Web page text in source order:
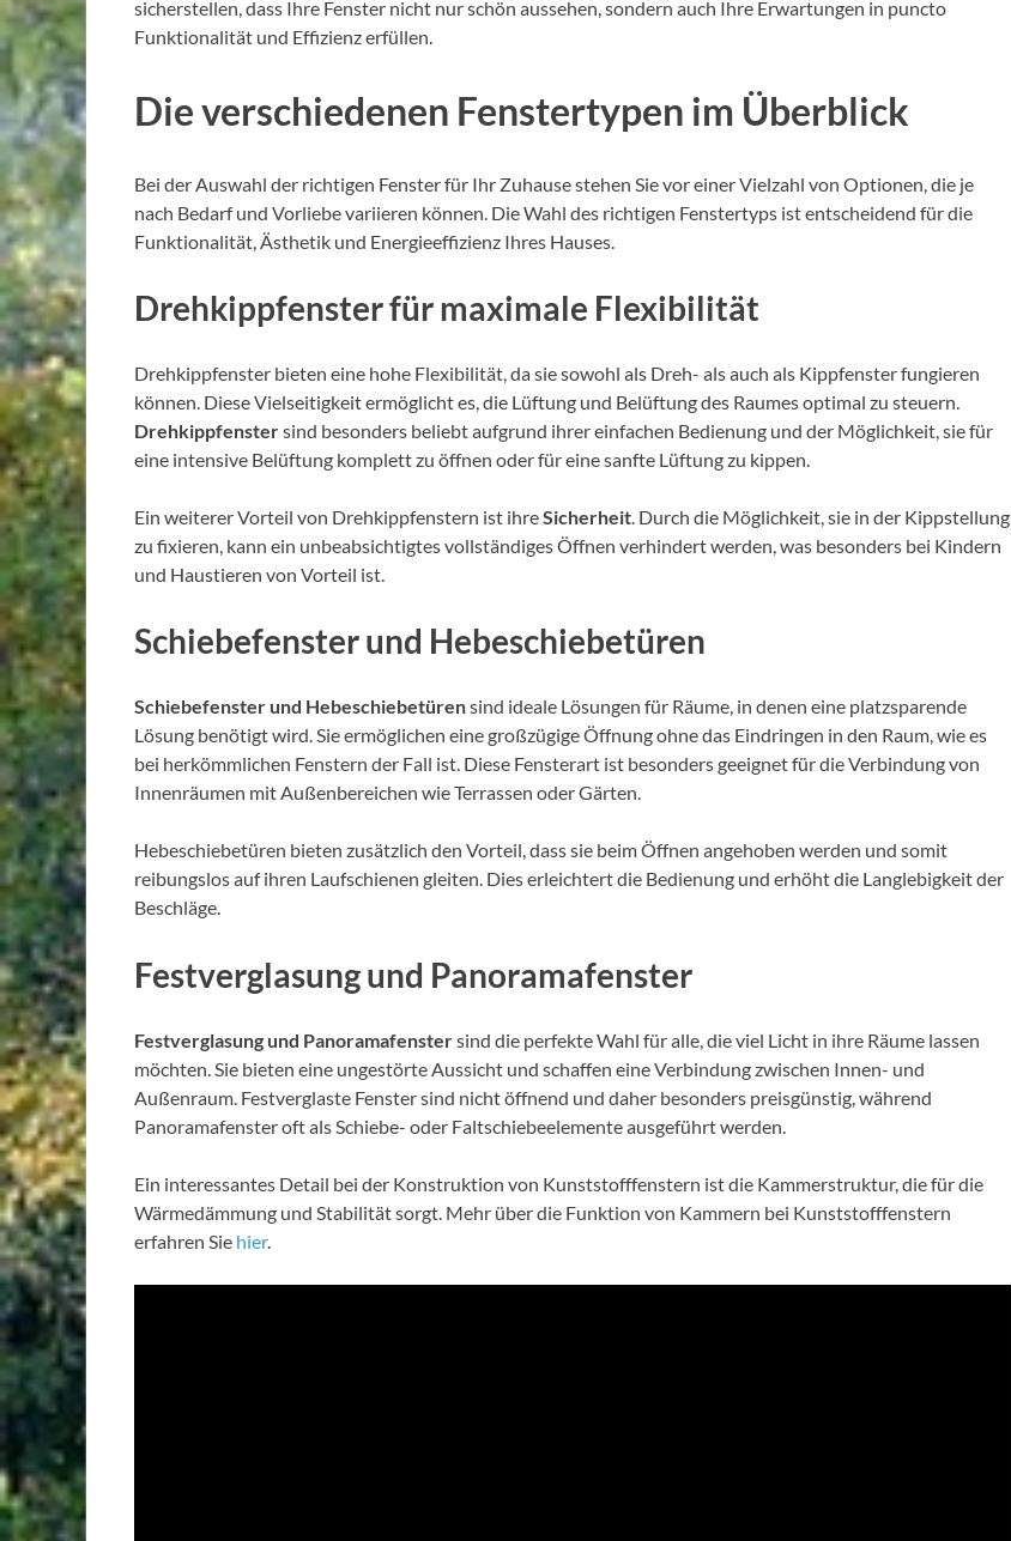
sicherstellen, dass Ihre Fenster nicht nur schön aussehen, sondern auch Ihre Erwartungen in puncto
Funktionalität und Effizienz erfüllen.
Die verschiedenen Fenstertypen im Überblick
Bei der Auswahl der richtigen Fenster für Ihr Zuhause stehen Sie vor einer Vielzahl von Optionen, die je
nach Bedarf und Vorliebe variieren können. Die Wahl des richtigen Fenstertyps ist entscheidend für die
Funktionalität, Ästhetik und Energieeffizienz Ihres Hauses.
Drehkippfenster für maximale Flexibilität
Drehkippfenster bieten eine hohe Flexibilität, da sie sowohl als Dreh- als auch als Kippfenster fungieren
können. Diese Vielseitigkeit ermöglicht es, die Lüftung und Belüftung des Raumes optimal zu steuern.
Drehkippfenstersind besonders beliebt aufgrund ihrer einfachen Bedienung und der Möglichkeit, sie für
eine intensive Belüftung komplett zu öffnen oder für eine sanfte Lüftung zu kippen.
Ein weiterer Vorteil von Drehkippfenstern ist ihreSicherheit. Durch die Möglichkeit, sie in der Kippstellung
zu fixieren, kann ein unbeabsichtigtes vollständiges Öffnen verhindert werden, was besonders bei Kindern
und Haustieren von Vorteil ist.
Schiebefenster und Hebeschiebetüren
Schiebefenster und Hebeschiebetürensind ideale Lösungen für Räume, in denen eine platzsparende
Lösung benötigt wird. Sie ermöglichen eine großzügige Öffnung ohne das Eindringen in den Raum, wie es
bei herkömmlichen Fenstern der Fall ist. Diese Fensterart ist besonders geeignet für die Verbindung von
Innenräumen mit Außenbereichen wie Terrassen oder Gärten.
Hebeschiebetüren bieten zusätzlich den Vorteil, dass sie beim Öffnen angehoben werden und somit
reibungslos auf ihren Laufschienen gleiten. Dies erleichtert die Bedienung und erhöht die Langlebigkeit der
Beschläge.
Festverglasung und Panoramafenster
Festverglasung und Panoramafenstersind die perfekte Wahl für alle, die viel Licht in ihre Räume lassen
möchten. Sie bieten eine ungestörte Aussicht und schaffen eine Verbindung zwischen Innen- und
Außenraum. Festverglaste Fenster sind nicht öffnend und daher besonders preisgünstig, während
Panoramafenster oft als Schiebe- oder Faltschiebeelemente ausgeführt werden.
Ein interessantes Detail bei der Konstruktion von Kunststofffenstern ist die Kammerstruktur, die für die
Wärmedämmung und Stabilität sorgt. Mehr über die Funktion von Kammern bei Kunststofffenstern
erfahren Sie hier.